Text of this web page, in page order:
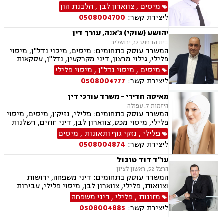
מיסים ,צווארון לבן, הלבנת הון
ליצירת קשר: 0508004700
יהושע (שוקי) ג'אנה, עורך דין
בית הדפוס 12, ירושלים
המשרד עוסק בתחומים: מיסים, מיסוי נדל"ן, מיסוי
פלילי, גילוי מרצון, דיני מקרקעין, נדל"ן, עסקאות
מכר דירה, פינוי בינוי, קבוצות רכישה, תמ"א 38
מיסים , מיסוי נדל"ן, מיסוי פלילי
ליצירת קשר: 0508004777
מאיסה חדירי - משרד עורכי דין
היזמות 7, עפולה
המשרד עוסק בתחומים: פלילי, נזיקין, מיסים, מיסוי
פלילי, מיסוי מכס, צווארון לבן, דיני חוזים, רשלנות
רפואית, דיני ביטוח, דיני חברות, הוצאה לפועל,
ביטוח לאומי, דיני עבודה, חדלות פירעון, עבירות
מס, תאונות עבודה, תאונות תלמידים, תביעות גזזת
פלילי, נזקי גוף ותאונות , מיסים
ליצירת קשר: 0508004874
עו"ד דוד טובול
הרצל 52, ראשון לציון
המשרד עוסק בתחומים: דיני משפחה, ירושות
וצוואות, פלילי, צווארון לבן, מיסוי פלילי, עבירות
מס, תעבורה, נהיגה בשכרות, שלילת רשיון נהיגה,
נוטריון, נדל"ן, עסקאות מכר דירה, לשון הרע
מזונות , פלילי, דיני משפחה
ליצירת קשר: 0508004885